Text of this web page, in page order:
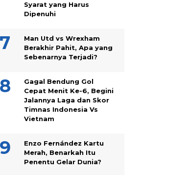
Syarat yang Harus
Dipenuhi
Man Utd vs Wrexham
Berakhir Pahit, Apa yang
Sebenarnya Terjadi?
Gagal Bendung Gol
Cepat Menit Ke-6, Begini
Jalannya Laga dan Skor
Timnas Indonesia Vs
Vietnam
Enzo Fernández Kartu
Merah, Benarkah Itu
Penentu Gelar Dunia?